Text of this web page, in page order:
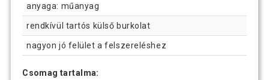
anyaga: műanyag
rendkívül tartós külső burkolat
nagyon jó felület a felszereléshez
Csomag tartalma: